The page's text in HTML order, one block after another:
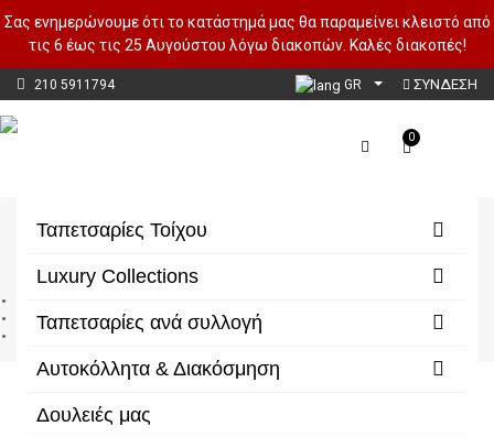
Σας ενημερώνουμε ότι το κατάστημά μας θα παραμείνει κλειστό από
τις 6 έως τις 25 Αυγούστου λόγω διακοπών. Καλές διακοπές!
210 5911794 GR ΣΥΝΔΕΣΗ
Ταπετσαρίες Τοίχου
Luxury Collections
Ταπετσαρίες ανά συλλογή
Αυτοκόλλητα & Διακόσμηση
Δουλειές μας
0
Natural by Felix Diener
Luxury Collections
Natural by Felix Diener